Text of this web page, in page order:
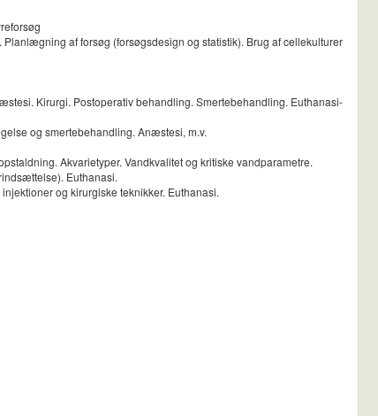
af forsøg (forsøgsdesign og statistik). Brug af cellekulturer
Kirurgi. Postoperativ behandling. Smertebehandling. Euthanasi-
og smertebehandling. Anæstesi, m.v.
Akvarietyper. Vandkvalitet og kritiske vandparametre.
Euthanasi.
og kirurgiske teknikker. Euthanasi.